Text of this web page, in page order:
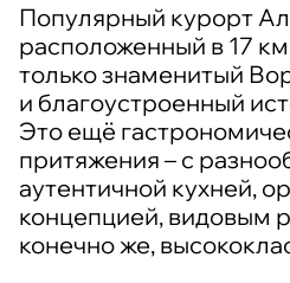
Популярный курорт
расположенный в 17
только знаменитый
и благоустроенный
Это ещё
притяжения – с
аутентичной кухней,
концепцией, видовым
конечно же,